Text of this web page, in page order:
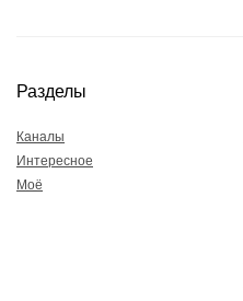
Разделы
Каналы
Интересное
Моё